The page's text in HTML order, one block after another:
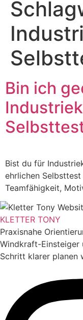
Bin ich
Bist du für
ehrlichen
Teamfähigkeit,
KLETTER TONY
Praxisnahe
Windkraft-Einsteiger
Schritt klarer planen